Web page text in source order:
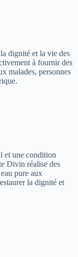
dignité et la vie des
à fournir des
malades, personnes
et une condition
Divin réalise des
pure aux
la dignité et